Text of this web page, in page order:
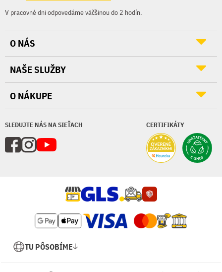
V pracovné dni odpovedáme väčšinou do 2 hodín.
SLEDUJTE NÁS NA SIEŤACH CERTIFIKÁTY
O NÁS
NAŠE SLUŽBY
O NÁKUPE
TU PÔSOBÍME